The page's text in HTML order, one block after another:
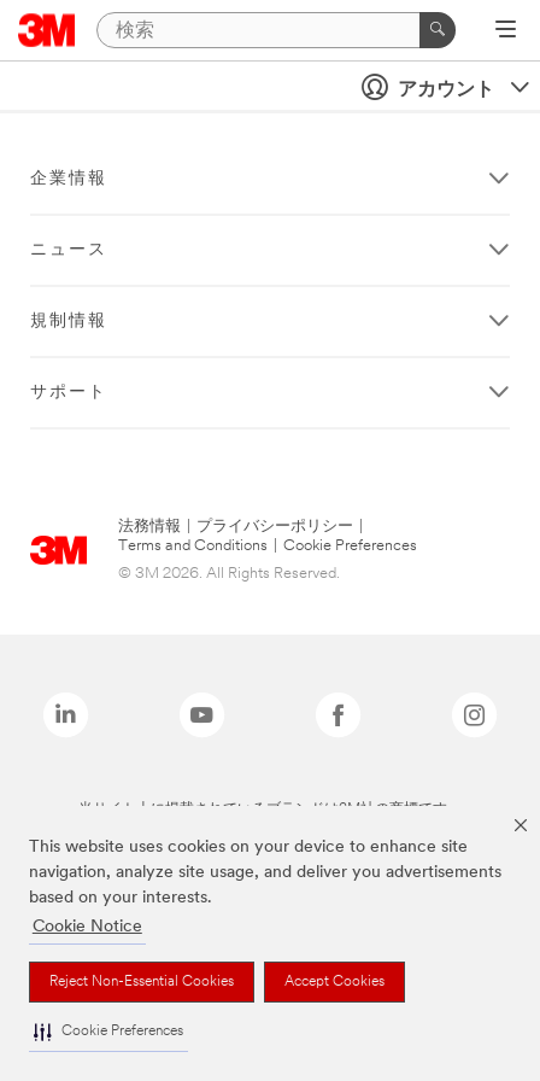
This website uses cookies on your device to enhance site
navigation, analyze site usage, and deliver you advertisements
based on your interests.
Cookie Notice
Reject Non-Essential Cookies Accept Cookies
Cookie Preferences
アカウント
企業情報
ニュース
規制情報
サポート
法務情報 プライバシーポリシー
Terms and Conditions
Cookie Preferences
© 3M 2026. All Rights Reserved.
当サイト上に掲載されているブランドは3M社の商標です。